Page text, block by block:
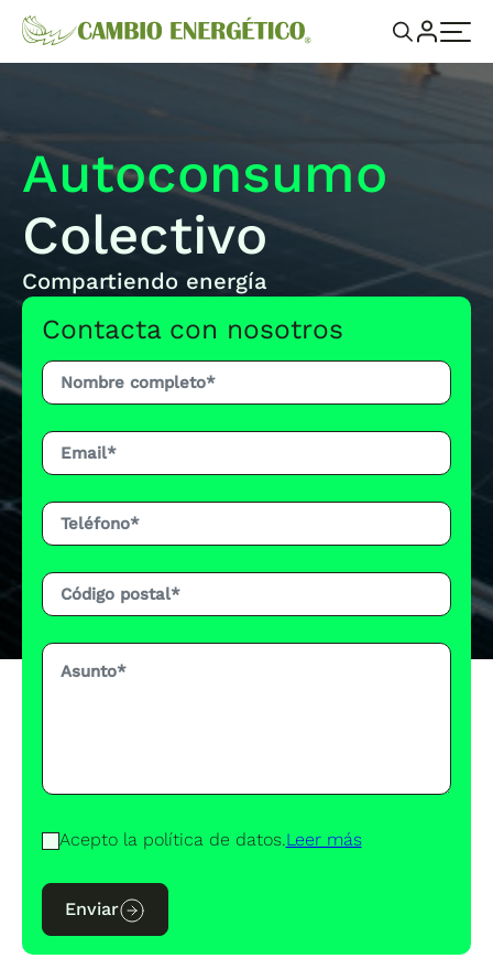
Autoconsumo
Colectivo
Compartiendo energía
Contacta con nosotros
Acepto la política de datos.Leer más
Enviar